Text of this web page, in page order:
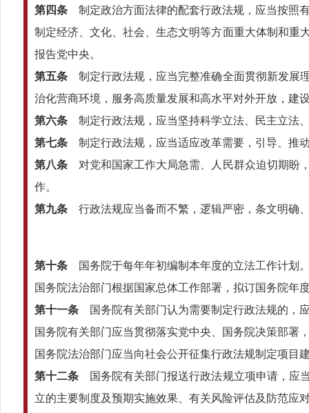
第四条 制定政治方面法律的配套行政法规，应当按照
制定经济、文化、社会、生态文明等方面重大体制和重
报告党中央。
第五条 制定行政法规，应当完整准确全面贯彻新发展
治化营商环境，服务高质量发展和高水平对外开放，建
第六条 制定行政法规，应当坚持科学立法、民主立法
第七条 制定行政法规，应当适应改革需要，引导、推
第八条 对党和国家工作大局急需、人民群众迫切期盼
作。
第九条 行政法规应当备而不繁，逻辑严密，条文明确
第十条 国务院于每年年初编制本年度的立法工作计划
国务院法治部门根据国家总体工作部署，拟订国务院年
第十一条 国务院有关部门认为需要制定行政法规的，
国务院有关部门应当贯彻落实党中央、国务院决策部署
国务院法治部门应当向社会公开征集行政法规制定项目
第十二条 国务院有关部门报送行政法规立项申请，应
立的主要制度及预期实施效果、有关风险评估及防范应